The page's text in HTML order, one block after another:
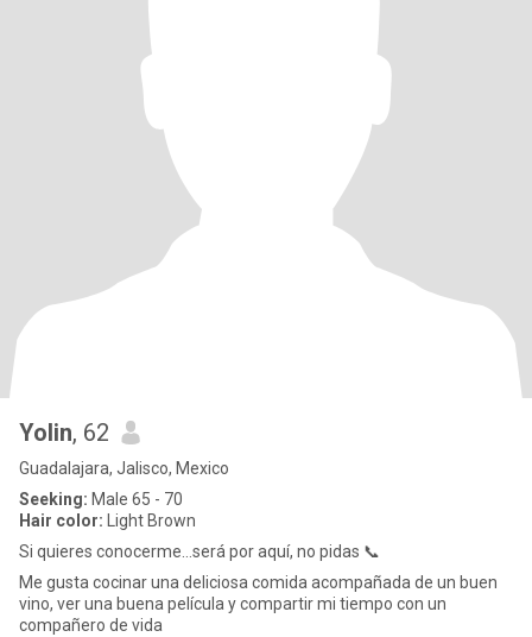
Yolin, 62
Guadalajara, Jalisco, Mexico
Seeking: Male 65 - 70
Hair color: Light Brown
Si quieres conocerme…será por aquí, no pidas 📞
Me gusta cocinar una deliciosa comida acompañada de un buen
vino, ver una buena película y compartir mi tiempo con un
compañero de vida